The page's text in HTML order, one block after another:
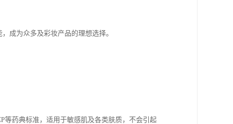
成为众多及彩妆产品的理想选择。
等药典标准，适用于敏感肌及各类肤质，不会引起